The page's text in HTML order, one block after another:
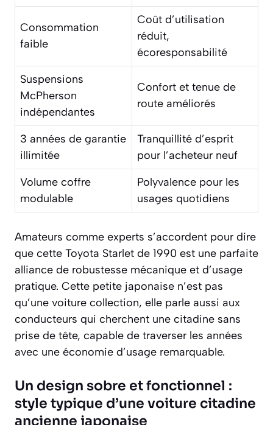
Consommation
faible
Coût d’utilisation
réduit,
écoresponsabilité
Suspensions
McPherson
indépendantes
Confort et tenue de
route améliorés
3 années de garantie
illimitée
Tranquillité d’esprit
pour l’acheteur neuf
Volume coffre
modulable
Polyvalence pour les
usages quotidiens
Amateurs comme experts s’accordent pour dire
que cette Toyota Starlet de 1990 est une parfaite
alliance de robustesse mécanique et d’usage
pratique. Cette petite japonaise n’est pas
qu’une voiture collection, elle parle aussi aux
conducteurs qui cherchent une citadine sans
prise de tête, capable de traverser les années
avec une économie d’usage remarquable.
Un design sobre et fonctionnel :
style typique d’une voiture citadine
ancienne japonaise